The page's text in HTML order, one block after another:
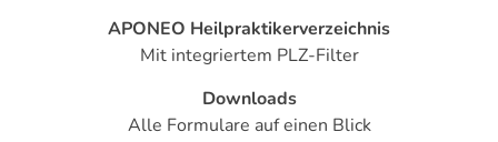
APONEO Heilpraktikerverzeichnis
Mit integriertem PLZ-Filter
Downloads
Alle Formulare auf einen Blick